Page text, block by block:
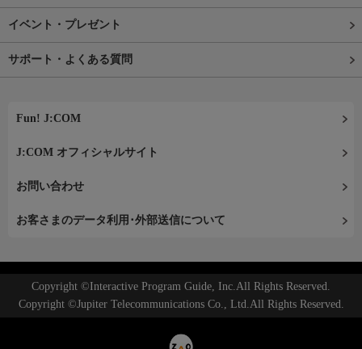
イベント・プレゼント
サポート・よくある質問
Fun! J:COM
J:COM オフィシャルサイト
お問い合わせ
お客さまのデータ利用･外部送信について
Copyright ©Interactive Program Guide, Inc.All Rights Reserved.
Copyright ©Jupiter Telecommunications Co., Ltd.All Rights Reserved.